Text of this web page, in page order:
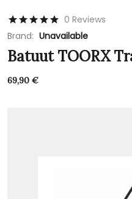
0 Reviews
Brand: Unavailable
Batuut TOORX
69,90 €